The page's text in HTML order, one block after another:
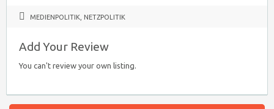
MEDIENPOLITIK NETZPOLITIK
Add Your Review
You can't review your own listing.